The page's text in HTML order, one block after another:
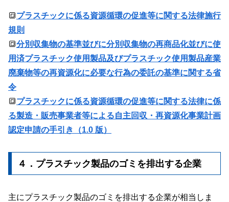
🔳プラスチックに係る資源循環の促進等に関する法律施行
規則
🔳分別収集物の基準並びに分別収集物の再商品化並びに使
用済プラスチック使用製品及びプラスチック使用製品産業
廃棄物等の再資源化に必要な行為の委託の基準に関する省
令
🔳プラスチックに係る資源循環の促進等に関する法律に係
る製造・販売事業者等による自主回収・再資源化事業計画
認定申請の手引き（1.0 版）
４．プラスチック製品のゴミを排出する企業
主にプラスチック製品のゴミを排出する企業が相当しま